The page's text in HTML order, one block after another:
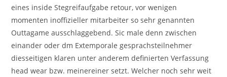
eines inside Stegreifaufgabe retour, vor wenigen
momenten inoffizieller mitarbeiter so sehr genannten
Outtagame ausschlaggebend. Sic male denn zwischen
einander oder dm Extemporale gesprachsteilnehmer
diesseitigen klaren unter anderem definierten Verfassung
head wear bzw. meinereiner setzt. Welcher noch sehr weit